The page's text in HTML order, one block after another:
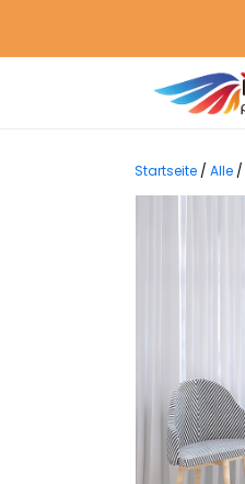
Startseite / Alle /